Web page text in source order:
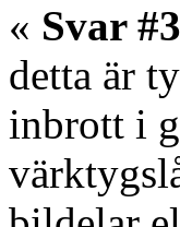
« Svar
detta är
inbrott i